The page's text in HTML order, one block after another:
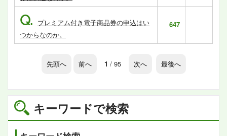
キーワードで検索
Q. プレミアム付き電子商品券の申込はい
つからなのか。
647
先頭へ 前へ 1 / 95 次へ 最後へ